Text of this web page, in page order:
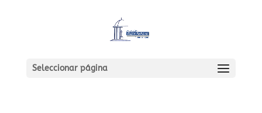
Seleccionar página